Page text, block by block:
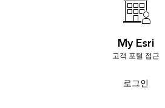
My Esri
고객 포털 접근
로그인